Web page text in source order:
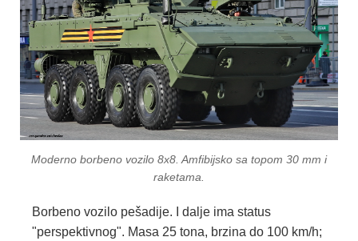
Moderno borbeno vozilo 8x8. Amfibijsko sa topom 30 mm i
raketama.
Borbeno vozilo pešadije. I dalje ima status
"perspektivnog". Masa 25 tona, brzina do 100 km/h;